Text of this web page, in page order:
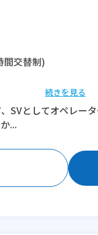
間交替制)
続きを見る
SVとしてオペレー
...